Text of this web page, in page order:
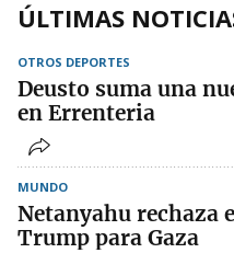
ÚLTIMAS
OTROS DEPORTES
Deusto suma una
en Errenteria
MUNDO
Netanyahu rechaza
Trump para Gaza